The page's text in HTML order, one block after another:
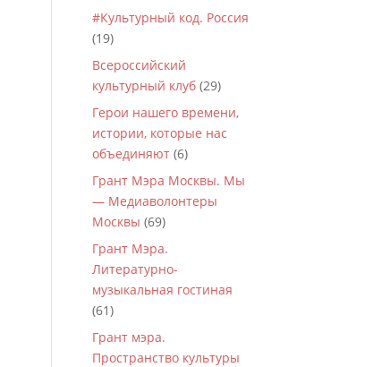
#Культурный код. Россия
(19)
Всероссийский
культурный клуб (29)
Герои нашего времени,
истории, которые нас
объединяют (6)
Грант Мэра Москвы. Мы
— Медиаволонтеры
Москвы (69)
Грант Мэра.
Литературно-
музыкальная гостиная
(61)
Грант мэра.
Пространство культуры